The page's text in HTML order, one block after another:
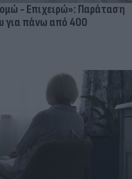
- Επιχειρώ»: Παράταση
για πάνω από 400